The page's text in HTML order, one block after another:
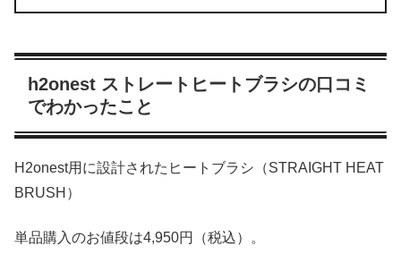
h2onest ストレートヒートブラシの口コミ
でわかったこと
H2onest用に設計されたヒートブラシ（STRAIGHT HEAT
BRUSH）
単品購入のお値段は4,950円（税込）。